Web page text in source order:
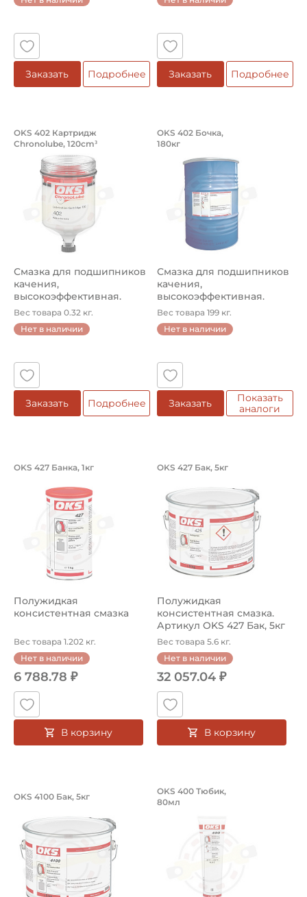
Заказать Подробнее Заказать Подробнее
Смазка для подшипников качения,
Смазка для подшипников качения OKS 402 Картридж
OKS 402 Картридж
Chronolube, 120cm³
Смазка для подшипников
качения,
высокоэффективная.
Артикул OKS 402 Карт...
Вес товара 0.32 кг.
Нет в наличии
Заказать Подробнее
Смазка для
Смазка для подшипников
OKS 402 Бочка,
180кг
Смазка для подшипников
качения,
высокоэффективная.
Артикул OKS 402 Бочк...
Вес товара 199 кг.
Нет в наличии
Заказать
Показать
аналоги
Полужидкая консистентная смазка
OKS 427 Банка, 1кг
Полужидкая
консистентная смазка
Вес товара 1.202 кг.
Нет в наличии
6 788.78 ₽
В корзину
Полужидкая
OKS 427 Бак, 5кг
Полужидкая
консистентная смазка.
Артикул OKS 427 Бак, 5кг
Вес товара 5.6 кг.
Нет в наличии
32 057.04 ₽
В корзину
Смазка для сверхвысоких давлений
Смазка для сверхвысоких давлений OKS 4100 Бак,
OKS 4100 Бак, 5кг Универсальная
Смазка OKS 400 Тюбик,
OKS 400 Тюбик,
80мл